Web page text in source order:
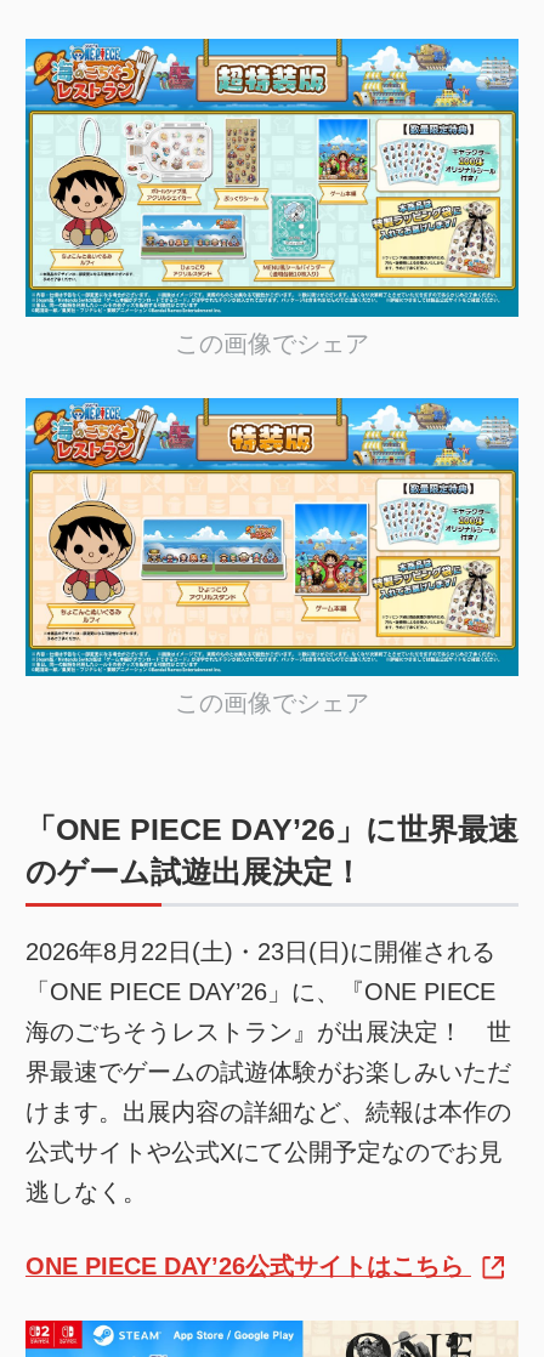
この画像でシェア
この画像でシェア
「ONE PIECE DAY’26」に世界最速
のゲーム試遊出展決定！
2026年8月22日(土)・23日(日)に開催される
「ONE PIECE DAY’26」に、『ONE PIECE
海のごちそうレストラン』が出展決定！ 世
界最速でゲームの試遊体験がお楽しみいただ
けます。出展内容の詳細など、続報は本作の
公式サイトや公式Xにて公開予定なのでお見
逃しなく。
ONE PIECE DAY’26公式サイトはこちら